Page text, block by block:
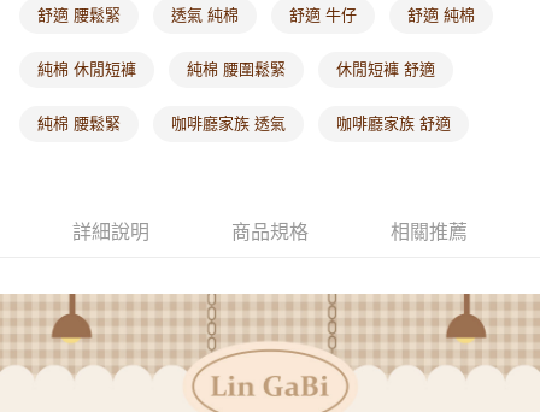
舒適 腰鬆緊 透氣 純棉 舒適 牛仔 舒適 純棉
純棉 休閒短褲 純棉 腰圍鬆緊 休閒短褲 舒適
純棉 腰鬆緊 咖啡廳家族 透氣 咖啡廳家族 舒適
詳細說明 商品規格 相關推薦